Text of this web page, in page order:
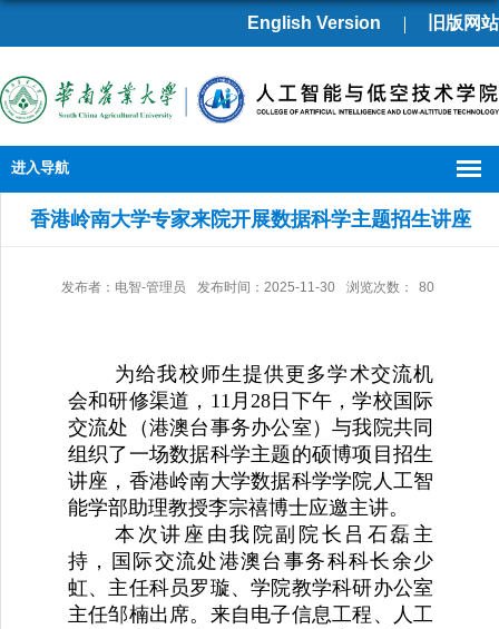
English Version 旧版网站
进入导航
香港岭南大学专家来院开展数据科学主题招生讲座
发布者：电智-管理员 发布时间：2025-11-30 浏览次数： 80
为给我校师生提供更多学术交流机
会和研修渠道，11月28日下午，学校国际
交流处（港澳台事务办公室）与我院共同
组织了一场数据科学主题的硕博项目招生
讲座，香港岭南大学数据科学学院人工智
能学部助理教授李宗禧博士应邀主讲。
本次讲座由我院副院长吕石磊主
持，国际交流处港澳台事务科科长余少
虹、主任科员罗璇、学院教学科研办公室
主任邹楠出席。来自电子信息工程、人工